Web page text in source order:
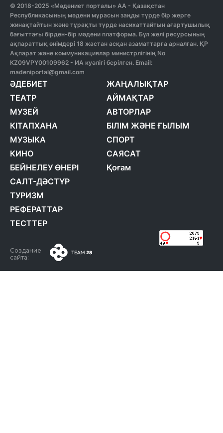
© 2018-2025 «Мәдениет порталы» АА - Қазақстан
Республикасының мәдени мұрасын заңды түрде бір жерге
жинақтайтын және тұрақты түрде насихаттайтын ағартушылық
бағыттағы бірден-бір мәдени платформа. Бұл желі ресурсының
ақпараттық өнімдері 18 жастан асқан азаматтарға арналған. ҚР
Ақпарат және коммуникациялар министрлігінің No
KZ09VPY00109962 - ИА куәлігі берілген. Email:
madeniportal@gmail.com
ӘДЕБИЕТ
ТЕАТР
МУЗЕЙ
КІТАПХАНА
МУЗЫКА
КИНО
БЕЙНЕЛЕУ ӨНЕРІ
САЛТ-ДӘСТҮР
ТУРИЗМ
РЕФЕРАТТАР
ТЕСТТЕР
ЖАҢАЛЫҚТАР
АЙМАҚТАР
АВТОРЛАР
БІЛІМ ЖӘНЕ ҒЫЛЫМ
СПОРТ
САЯСАТ
Қоғам
Создание
сайта: